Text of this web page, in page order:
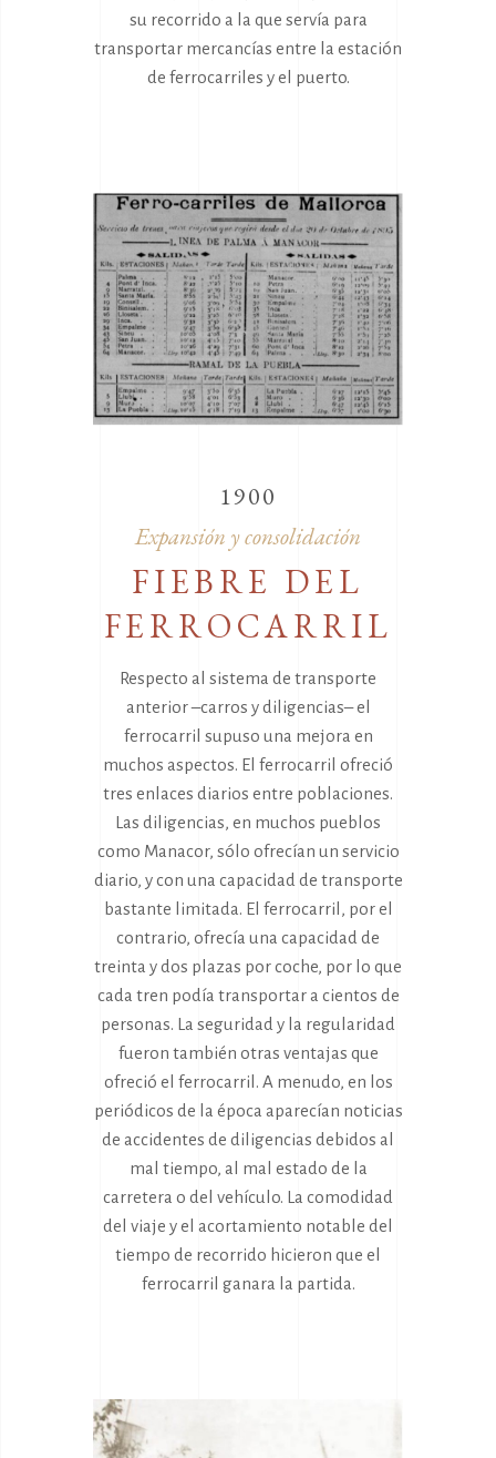
su recorrido a la que servía para
transportar mercancías entre la estación
de ferrocarriles y el puerto.
1900
Expansión y consolidación
FIEBRE DEL
FERROCARRIL
Respecto al sistema de transporte
anterior –carros y diligencias– el
ferrocarril supuso una mejora en
muchos aspectos. El ferrocarril ofreció
tres enlaces diarios entre poblaciones.
Las diligencias, en muchos pueblos
como Manacor, sólo ofrecían un servicio
diario, y con una capacidad de transporte
bastante limitada. El ferrocarril, por el
contrario, ofrecía una capacidad de
treinta y dos plazas por coche, por lo que
cada tren podía transportar a cientos de
personas. La seguridad y la regularidad
fueron también otras ventajas que
ofreció el ferrocarril. A menudo, en los
periódicos de la época aparecían noticias
de accidentes de diligencias debidos al
mal tiempo, al mal estado de la
carretera o del vehículo. La comodidad
del viaje y el acortamiento notable del
tiempo de recorrido hicieron que el
ferrocarril ganara la partida.